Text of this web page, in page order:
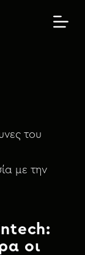
του
με την
οι